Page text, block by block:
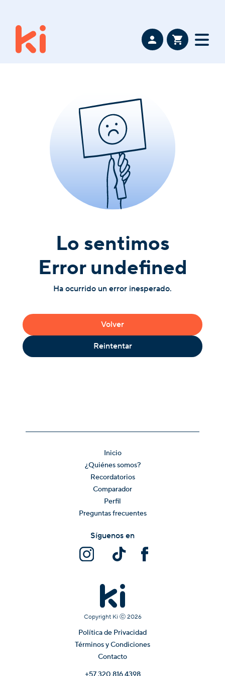
Lo sentimos
Error undefined
Ha ocurrido un error inesperado.
Volver
Reintentar
Inicio
¿Quiénes somos?
Recordatorios
Comparador
Perfil
Preguntas frecuentes
Copyright Ki ⓒ 2026
Política de Privacidad
Términos y Condiciones
Contacto
Síguenos en